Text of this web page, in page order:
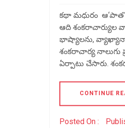
కథా మధురం
ఆది శంకరాచార్యుల
భాష్యాలను,
శంకరాచార్య
ఏర్పాటు చేసారు.
CONTINUE
Posted On :